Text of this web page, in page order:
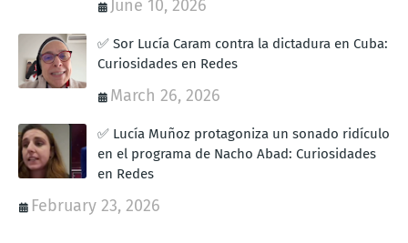
June 10, 2026
✅ Sor Lucía Caram contra la dictadura en Cuba:
Curiosidades en Redes
March 26, 2026
✅ Lucía Muñoz protagoniza un sonado ridículo
en el programa de Nacho Abad: Curiosidades
en Redes
February 23, 2026